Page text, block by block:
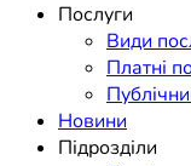
Послуги
Види
Платні
Новини
Підрозділи